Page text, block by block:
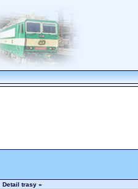
Detail trasy »